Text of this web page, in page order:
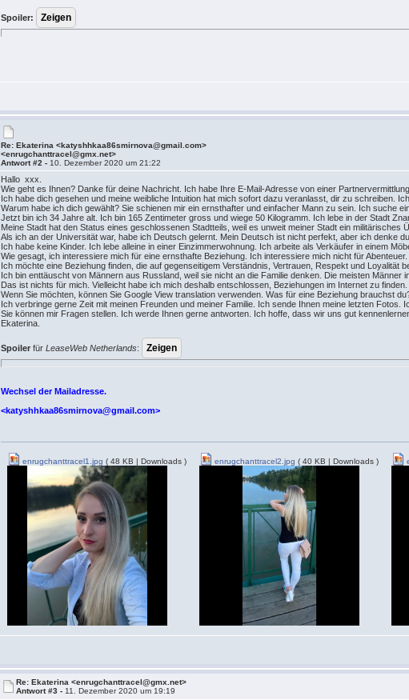
Spoiler:
Re: Ekaterina <katyshhkaa86smirnova@gmail.com>
<enrugchanttracel@gmx.net>
Antwort #2 - 10. Dezember 2020 um 21:22
Hallo xxx.
Wie geht es Ihnen? Danke für deine Nachricht. Ich habe Ihre E-Mail-Adresse von einer
Ich habe dich gesehen und meine weibliche Intuition hat mich sofort dazu veranlasst, dir zu schreiben.
Warum habe ich dich gewählt? Sie schienen mir ein ernsthafter und einfacher Mann zu sein. Ich suche
Jetzt bin ich 34 Jahre alt. Ich bin 165 Zentimeter gross und wiege 50 Kilogramm. Ich lebe in der Stadt
Meine Stadt hat den Status eines geschlossenen Stadtteils, weil es unweit meiner Stadt ein militärisches
Als ich an der Universität war, habe ich Deutsch gelernt. Mein Deutsch ist nicht perfekt, aber ich denke
Ich habe keine Kinder. Ich lebe alleine in einer Einzimmerwohnung. Ich arbeite als Verkäufer in einem
Wie gesagt, ich interessiere mich für eine ernsthafte Beziehung. Ich interessiere mich nicht für Abenteuer.
Ich möchte eine Beziehung finden, die auf gegenseitigem Verständnis, Vertrauen, Respekt und Loyalität
Ich bin enttäuscht von Männern aus Russland, weil sie nicht an die Familie denken. Die meisten Männer
Das ist nichts für mich. Vielleicht habe ich mich deshalb entschlossen, Beziehungen im Internet zu
Wenn Sie möchten, können Sie Google View translation verwenden. Was für eine Beziehung brauchst
Ich verbringe gerne Zeit mit meinen Freunden und meiner Familie. Ich sende Ihnen meine letzten
Sie können mir Fragen stellen. Ich werde Ihnen gerne antworten. Ich hoffe, dass wir uns gut
Ekaterina.
Spoiler fürLeaseWeb Netherlands:
Wechsel der Mailadresse.
<katyshhkaa86smirnova@gmail.com>
enrugchanttracel1.jpg ( 48 KB | Downloads ) enrugchanttracel2.jpg ( 40 KB | Downloads )
Re: Ekaterina <enrugchanttracel@gmx.net>
Antwort #3 - 11. Dezember 2020 um 19:19